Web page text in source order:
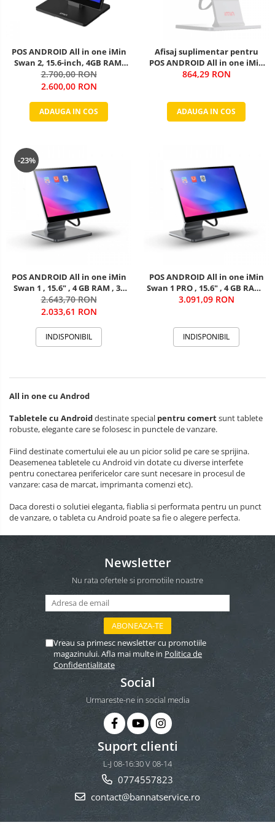
POS ANDROID All in one iMin
Swan 2, 15.6-inch, 4GB RAM,
64GB ROM, Android 13
2.700,00 RON
2.600,00 RON
ADAUGA IN COS
Afisaj suplimentar pentru
POS ANDROID All in one iMin
Swan 1
864,29 RON
ADAUGA IN COS
-23%
POS ANDROID All in one iMin
Swan 1 , 15.6" , 4 GB RAM , 32
GB ROM, WIFI, Bluetooth
2.643,70 RON
2.033,61 RON
INDISPONIBIL
POS ANDROID All in one iMin
Swan 1 PRO , 15.6" , 4 GB RAM ,
64 GB ROM, WIFI, Bluetooth
3.091,09 RON
INDISPONIBIL
All in one cu Androd
Tabletele cu Androiddestinate special pentru comertsunt tablete
robuste, elegante care se folosesc in punctele de vanzare.
Fiind destinate comertului ele au un picior solid pe care se sprijina.
Deasemenea tabletele cu Android vin dotate cu diverse interfete
pentru conectarea perifericelor care sunt necesare in procesul de
vanzare: casa de marcat, imprimanta comenzi etc).
Daca doresti o solutiei eleganta, fiablia si performata pentru un punct
de vanzare, o tableta cu Android poate sa fie o alegere perfecta.
Newsletter
Nu rata ofertele si promotiile noastre
Vreau sa primesc newsletter cu promotiile
magazinului. Afla mai multe in Politica de
Confidentialitate
Social
Urmareste-ne in social media
Suport clienti
L-J 08-16:30 V 08-14
0774557823
contact@bannatservice.ro